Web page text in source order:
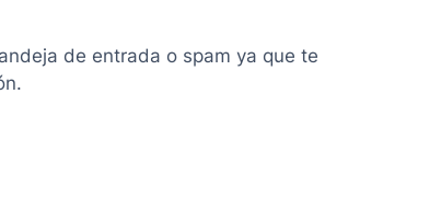
de entrada o spam ya que te